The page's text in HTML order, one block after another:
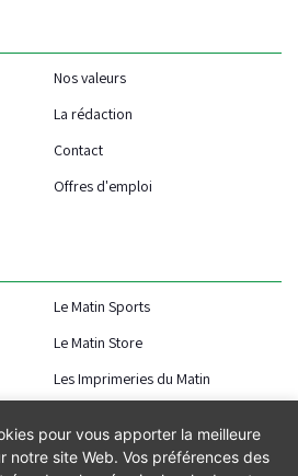
Nos valeurs
La rédaction
Contact
Offres d'emploi
Le Matin Sports
Le Matin Store
Les Imprimeries du Matin
pour vous apporter la meilleure
notre site Web. Vos préférences des